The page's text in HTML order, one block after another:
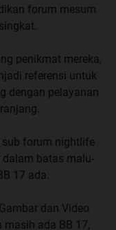
forum mesum
penikmat mereka,
referensi untuk
dengan pelayanan
sub forum nightlife
batas malu-
17 ada.
dan Video
ada BB 17,